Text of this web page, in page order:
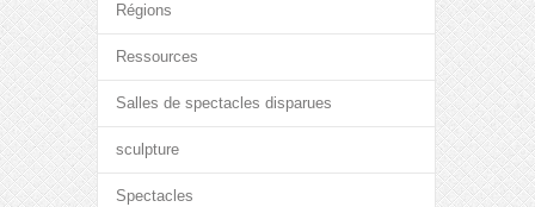
Régions
Ressources
Salles de spectacles disparues
sculpture
Spectacles